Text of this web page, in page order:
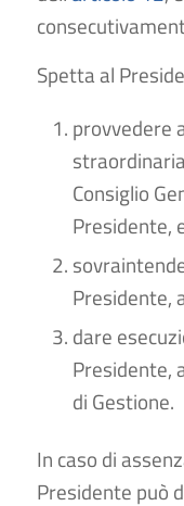
Spetta al
provvedere
Consiglio
Presidente,
Presidente,
dare
Presidente,
di Gestione.
In caso di
Presidente può